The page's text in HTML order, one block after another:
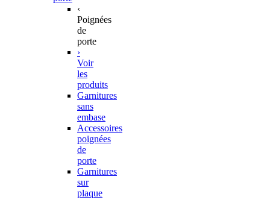
‹
Poignées
de
porte
›
Voir
les
produits
Garnitures
sans
embase
Accessoires
poignées
de
porte
Garnitures
sur
plaque